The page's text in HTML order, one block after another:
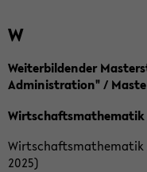
W
Weiterbildender
Administration" /
Wirtschaftsmathematik
Wirtschaftsmathematik
2025)